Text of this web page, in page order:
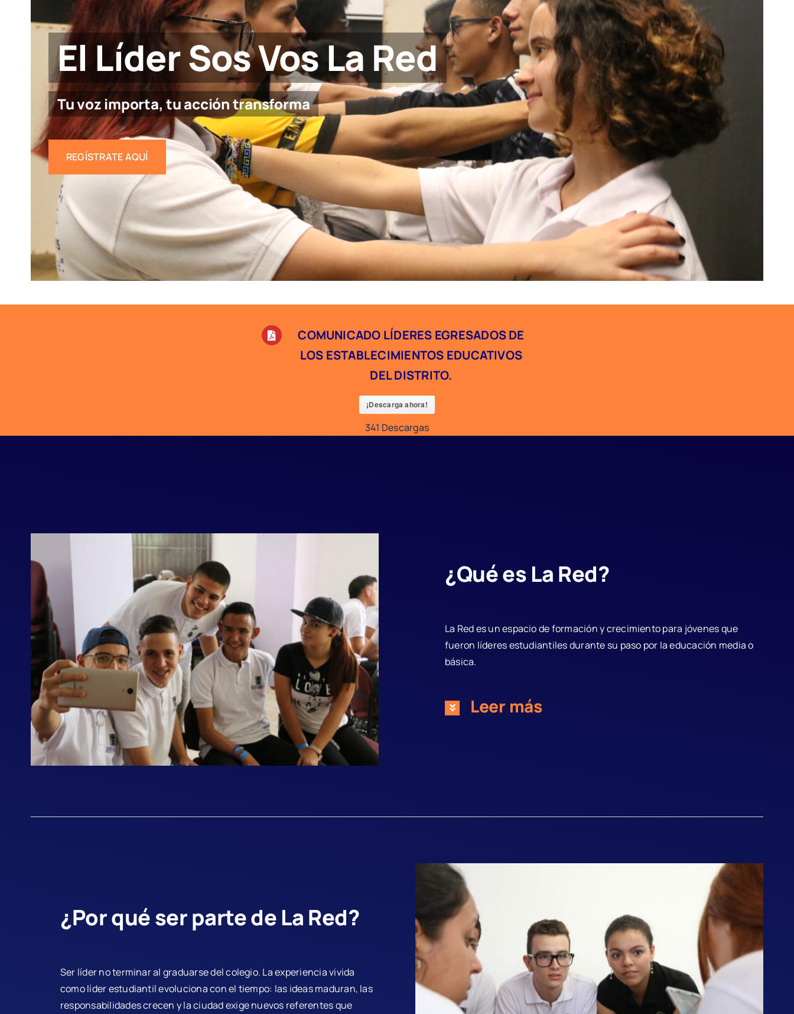
El Líder Sos Vos La Red
Tu voz importa, tu acción transforma
REGÍSTRATE AQUÍ
COMUNICADO LÍDERES EGRESADOS DE
LOS ESTABLECIMIENTOS EDUCATIVOS
DEL DISTRITO.
¡Descarga ahora!
341 Descargas
¿Qué es La Red?
La Red es un espacio de formación y crecimiento para jóvenes que
fueron líderes estudiantiles durante su paso por la educación media o
básica.
Leer más
¿Por qué ser parte de La Red?
Ser líder no terminar al graduarse del colegio. La experiencia vivida
como líder estudiantil evoluciona con el tiempo: las ideas maduran, las
responsabilidades crecen y la ciudad exige nuevos referentes que